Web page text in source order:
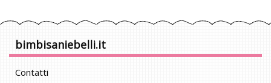
bimbisaniebelli.it
Contatti